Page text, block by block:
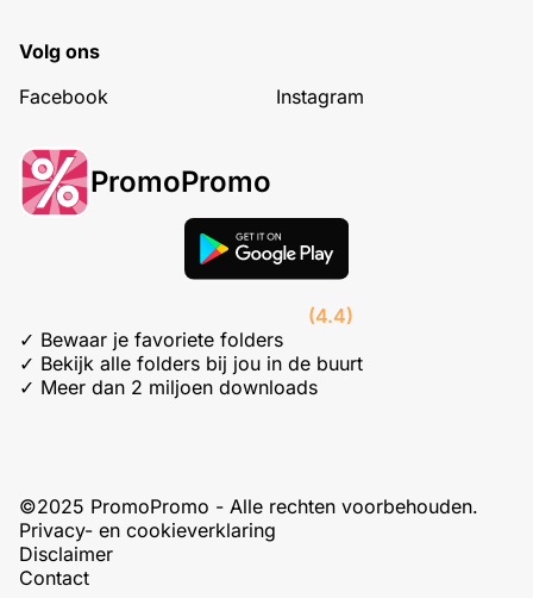
Volg ons
Facebook
Instagram
PromoPromo
(4.4)
✓ Bewaar je favoriete folders
✓ Bekijk alle folders bij jou in de buurt
✓ Meer dan 2 miljoen downloads
©2025 PromoPromo - Alle rechten voorbehouden.
Privacy- en cookieverklaring
Disclaimer
Contact